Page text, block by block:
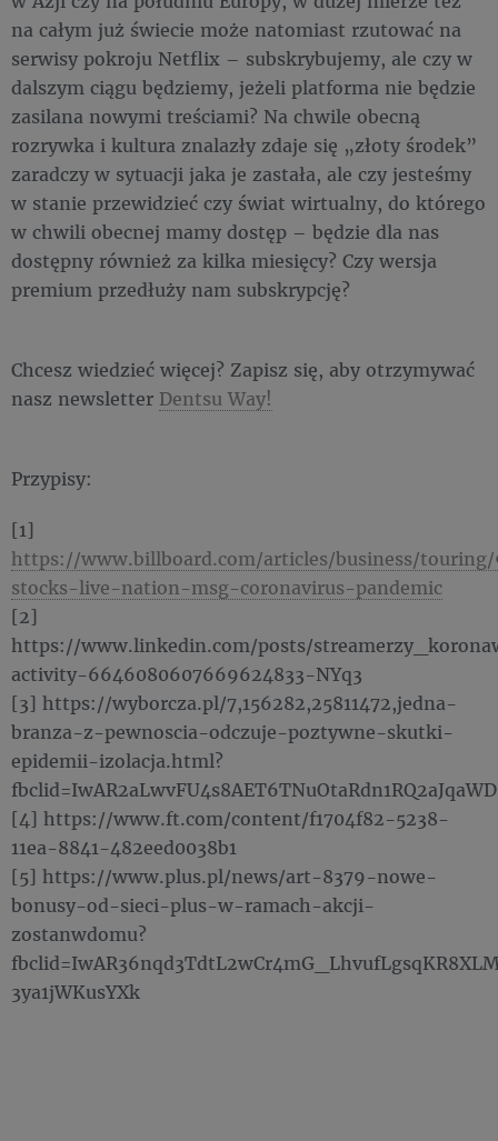
na całym już świecie może natomiast rzutować na
serwisy pokroju Netflix – subskrybujemy, ale czy w
dalszym ciągu będziemy, jeżeli platforma nie będzie
zasilana nowymi treściami? Na chwile obecną
rozrywka i kultura znalazły zdaje się „złoty środek”
zaradczy w sytuacji jaka je zastała, ale czy jesteśmy
w stanie przewidzieć czy świat wirtualny, do którego
w chwili obecnej mamy dostęp – będzie dla nas
dostępny również za kilka miesięcy? Czy wersja
premium przedłuży nam subskrypcję?
Chcesz wiedzieć więcej? Zapisz się, aby otrzymywać
nasz newsletter Dentsu Way!
Przypisy:
[1]
https://www.billboard.com/articles/business/
stocks-live-nation-msg-coronavirus-pandemic
[2]
https://www.linkedin.com/posts/
activity-6646080607669624833-NYq3
[3] https://wyborcza.pl/7,156282,25811472,jedna-
branza-z-pewnoscia-odczuje-poztywne-skutki-
epidemii-izolacja.html?
[4] https://www.ft.com/content/f1704f82-5238-
11ea-8841-482eed0038b1
[5] https://www.plus.pl/news/art-8379-nowe-
bonusy-od-sieci-plus-w-ramach-akcji-
zostanwdomu?
3ya1jWKusYXk